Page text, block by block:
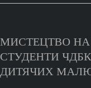
МИСТЕЦТВО НА
СТУДЕНТИ
ДИТЯЧИХ